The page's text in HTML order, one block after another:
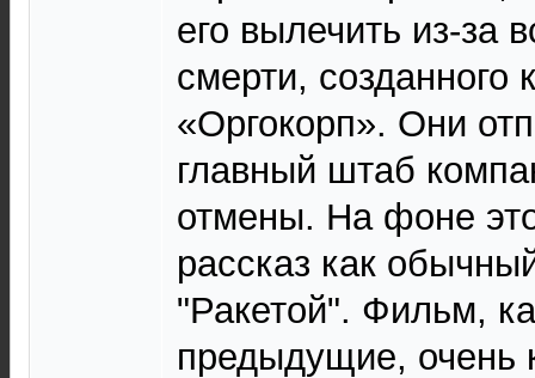
его вылечить из-за
смерти, созданного
«Оргокорп». Они
главный штаб
отмены. На фоне
рассказ как
"Ракетой". Фильм,
предыдущие, очень